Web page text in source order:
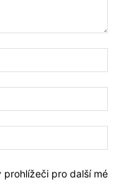
prohlížeči pro další mé